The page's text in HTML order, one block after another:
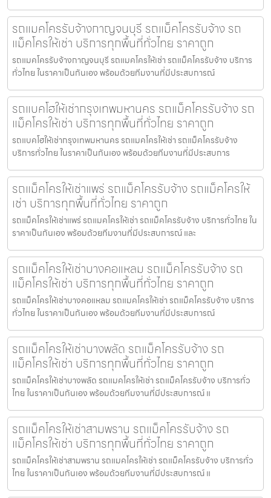
รถแมคโครรับจ้างกาญจนบุรี รถแม็คโครรับจ้าง รถ
แม็คโครให้เช่า บริการทุกพื้นที่ทั่วไทย ราคาถูก
รถแมคโครรับจ้างกาญจนบุรี รถแมคโครให้เช่า รถแม็คโครรับจ้าง บริการ
ทั่วไทย ในราคาเป็นกันเอง พร้อมด้วยทีมงานที่มีประสบการณ์
รถแบคโฮให้เช่ากรุงเทพมหานคร รถแม็คโครรับจ้าง รถ
แม็คโครให้เช่า บริการทุกพื้นที่ทั่วไทย ราคาถูก
รถแบคโฮให้เช่ากรุงเทพมหานคร รถแมคโครให้เช่า รถแม็คโครรับจ้าง
บริการทั่วไทย ในราคาเป็นกันเอง พร้อมด้วยทีมงานที่มีประสบการ
รถแม็คโครให้เช่าแพร่ รถแม็คโครรับจ้าง รถแม็คโครให้
เช่า บริการทุกพื้นที่ทั่วไทย ราคาถูก
รถแม็คโครให้เช่าแพร่ รถแมคโครให้เช่า รถแม็คโครรับจ้าง บริการทั่วไทย ใน
ราคาเป็นกันเอง พร้อมด้วยทีมงานที่มีประสบการณ์ และ
รถแม็คโครให้เช่าบางคอแหลม รถแม็คโครรับจ้าง รถ
แม็คโครให้เช่า บริการทุกพื้นที่ทั่วไทย ราคาถูก
รถแม็คโครให้เช่าบางคอแหลม รถแมคโครให้เช่า รถแม็คโครรับจ้าง บริการ
ทั่วไทย ในราคาเป็นกันเอง พร้อมด้วยทีมงานที่มีประสบการณ์
รถแม็คโครให้เช่าบางพลัด รถแม็คโครรับจ้าง รถ
แม็คโครให้เช่า บริการทุกพื้นที่ทั่วไทย ราคาถูก
รถแม็คโครให้เช่าบางพลัด รถแมคโครให้เช่า รถแม็คโครรับจ้าง บริการทั่ว
ไทย ในราคาเป็นกันเอง พร้อมด้วยทีมงานที่มีประสบการณ์ แ
รถแม็คโครให้เช่าสามพราน รถแม็คโครรับจ้าง รถ
แม็คโครให้เช่า บริการทุกพื้นที่ทั่วไทย ราคาถูก
รถแม็คโครให้เช่าสามพราน รถแมคโครให้เช่า รถแม็คโครรับจ้าง บริการทั่ว
ไทย ในราคาเป็นกันเอง พร้อมด้วยทีมงานที่มีประสบการณ์ แ